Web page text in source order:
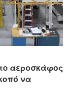
αεροσκάφος
να